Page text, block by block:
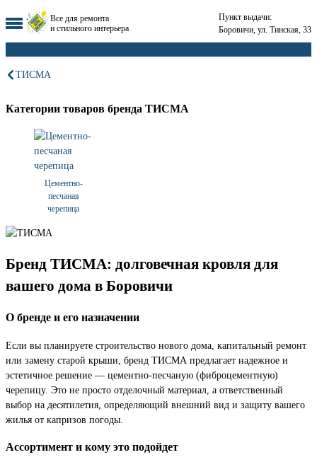
Все для ремонта
и стильного интерьера
Пункт выдачи:
Боровичи, ул. Тинская, 33
ТИСМА
Категории товаров бренда ТИСМА
Цементно-
песчаная
черепица
Бренд ТИСМА: долговечная кровля для
вашего дома в Боровичи
О бренде и его назначении
Если вы планируете строительство нового дома, капитальный ремонт
или замену старой крыши, бренд ТИСМА предлагает надежное и
эстетичное решение — цементно-песчаную (фиброцементную)
черепицу. Это не просто отделочный материал, а ответственный
выбор на десятилетия, определяющий внешний вид и защиту вашего
жилья от капризов погоды.
Ассортимент и кому это подойдет